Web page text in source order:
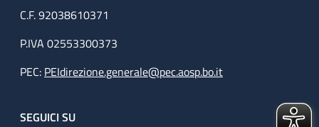
C.F. 92038610371
P.IVA 02553300373
PEC: PEIdirezione.generale@pec.aosp.bo.it
SEGUICI SU